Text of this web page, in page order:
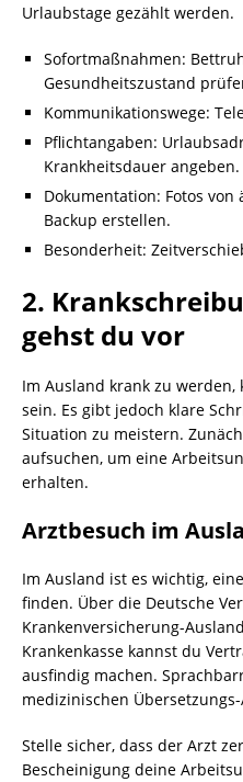
Urlaubstage gezählt werden.
Sofortmaßnahmen:
Gesundheitszustand
Kommunikationswege:
Pflichtangaben:
Krankheitsdauer angeben.
Dokumentation: Fotos
Backup erstellen.
Besonderheit:
2.
gehst du vor
Im Ausland krank zu
sein. Es gibt jedoch klare
Situation zu meistern.
aufsuchen, um eine
erhalten.
Arztbesuch im
Im Ausland ist es wichtig,
finden. Über die Deutsche
Krankenversicherung-
Krankenkasse kannst du
ausfindig machen.
medizinischen
Stelle sicher, dass der Arzt
Bescheinigung deine